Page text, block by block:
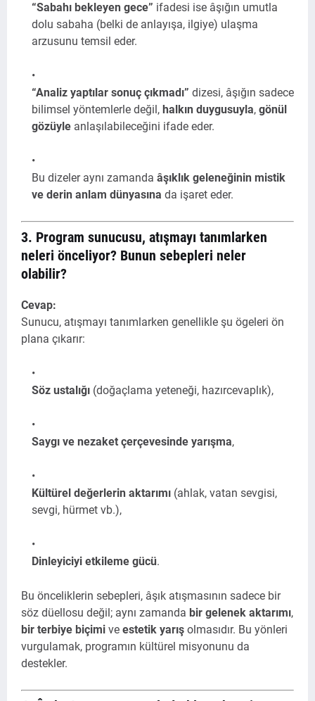
“Sabahı bekleyen gece” ifadesi ise âşığın umutla
dolu sabaha (belki de anlayışa, ilgiye) ulaşma
arzusunu temsil eder.
“Analiz yaptılar sonuç çıkmadı” dizesi, âşığın sadece
bilimsel yöntemlerle değil, halkın duygusuyla, gönül
gözüyle anlaşılabileceğini ifade eder.
Bu dizeler aynı zamanda âşıklık geleneğinin mistik
ve derin anlam dünyasına da işaret eder.
3. Program sunucusu, atışmayı tanımlarken
neleri önceliyor? Bunun sebepleri neler
olabilir?
Cevap:
Sunucu, atışmayı tanımlarken genellikle şu ögeleri ön
plana çıkarır:
Söz ustalığı (doğaçlama yeteneği, hazırcevaplık),
Saygı ve nezaket çerçevesinde yarışma,
Kültürel değerlerin aktarımı (ahlak, vatan sevgisi,
sevgi, hürmet vb.),
Dinleyiciyi etkileme gücü.
Bu önceliklerin sebepleri, âşık atışmasının sadece bir
söz düellosu değil; aynı zamanda bir gelenek aktarımı,
bir terbiye biçimi ve estetik yarış olmasıdır. Bu yönleri
vurgulamak, programın kültürel misyonunu da
destekler.